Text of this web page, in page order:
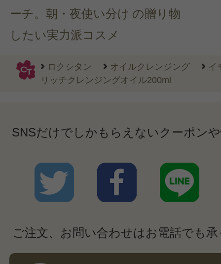
ーチ。朝・夜使い分け
したい実力派コスメ
の贈り物
ロクシタン オイルクレンジング
イ
リッチクレンジングオイル200ml
SNSだけでしかもらえないクーポン
ご注文、お問い合わせはお電話でも